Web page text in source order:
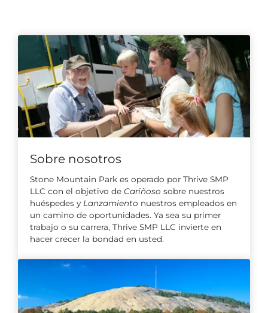
Reglas y ordenanzas
Clima
Guía de Naturaleza
Blog
Explorar Áreas Naturales
PRIMAVERA
Fiesta de dinosaurios
Servicio de amanecer de Pascua
La posada en Stone Mountain Park
Sitios de alquiler de yurtas
Group Events
Sobre nosotros
Stone Mountain Park es operado por Thrive SMP
LLC con el objetivo de Cariñoso sobre nuestros
huéspedes y Lanzamiento nuestros empleados en
un camino de oportunidades. Ya sea su primer
trabajo o su carrera, Thrive SMP LLC invierte en
hacer crecer la bondad en usted.